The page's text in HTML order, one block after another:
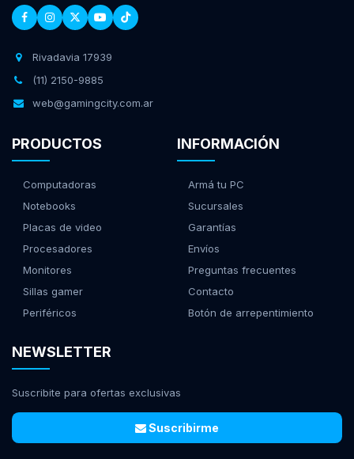
Rivadavia 17939
(11) 2150-9885
web@gamingcity.com.ar
PRODUCTOS
Computadoras
Notebooks
Placas de video
Procesadores
Monitores
Sillas gamer
Periféricos
INFORMACIÓN
Armá tu PC
Sucursales
Garantías
Envíos
Preguntas frecuentes
Contacto
Botón de arrepentimiento
NEWSLETTER
Suscribite para ofertas exclusivas
Suscribirme